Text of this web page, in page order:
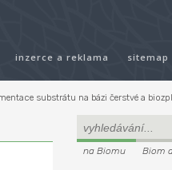
inzerce a reklama sitemap
substrátu na bázi čerstvé a
na Biomu Biom